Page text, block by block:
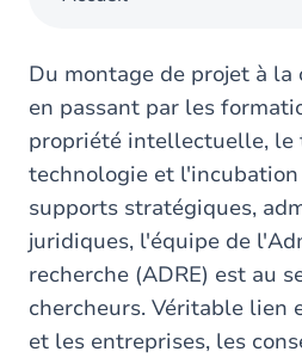
Du montage de projet à
en passant par les
propriété intellectuelle, le
technologie et
supports stratégiques,
juridiques, l'équipe de
recherche (ADRE) est au
chercheurs. Véritable lien
et les entreprises, les